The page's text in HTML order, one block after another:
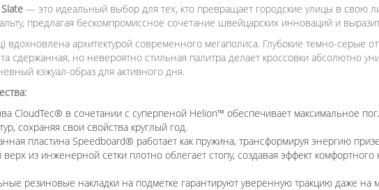
— это идеальный выбор для тех, кто превращает городские улицы в свою
предлагая бескомпромиссное сочетание швейцарских инноваций и
вдохновлена архитектурой современного мегаполиса. Глубокие темно-серые
сдержанная, но невероятно стильная палитра делает кроссовки абсолютно
кэжуал-образ для активного дня.
CloudTec® в сочетании с суперпеной Helion™ обеспечивает максимальное
сохраняя свои свойства круглый год.
пластина Speedboard® работает как пружина, трансформируя энергию
из инженерной сетки плотно облегает стопу, создавая эффект
резиновые накладки на подметке гарантируют уверенную тракцию даже на